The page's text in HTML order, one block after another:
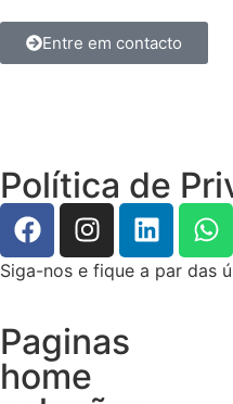
Entre em contacto
Política de
Siga-nos e fique a par das
Paginas
home